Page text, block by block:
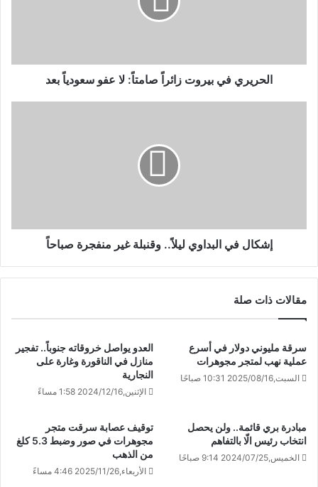
الحريري في بيروت زائراً صامتاً: لا عفو سعودياً بعد
إشكال في البداوي ليلاً.. وقنبلة غير منفجرة صباحاً
مقالات ذات صلة
سرقة مليوني دولار في أسرع
عملية نهب لمتجر مجوهرات
السبت,2025/08/16 10:31 صباحًا
العدو يواصل خروقاته جنوباً.. تفجير
منازل في الناقورة وغارة على
النجارية
الإثنين,2024/12/16 1:58 مساءً
مبادرة بري قائمة.. ولن يحصل
انتخاب رئيس الّا بالتفاهم
الخميس,2024/07/25 9:14 صباحًا
توقيف عصابة سرقت متجر
مجوهرات في صور وضبط 5.3 كلغ
من الذهب
الأربعاء,2025/11/26 4:46 مساءً